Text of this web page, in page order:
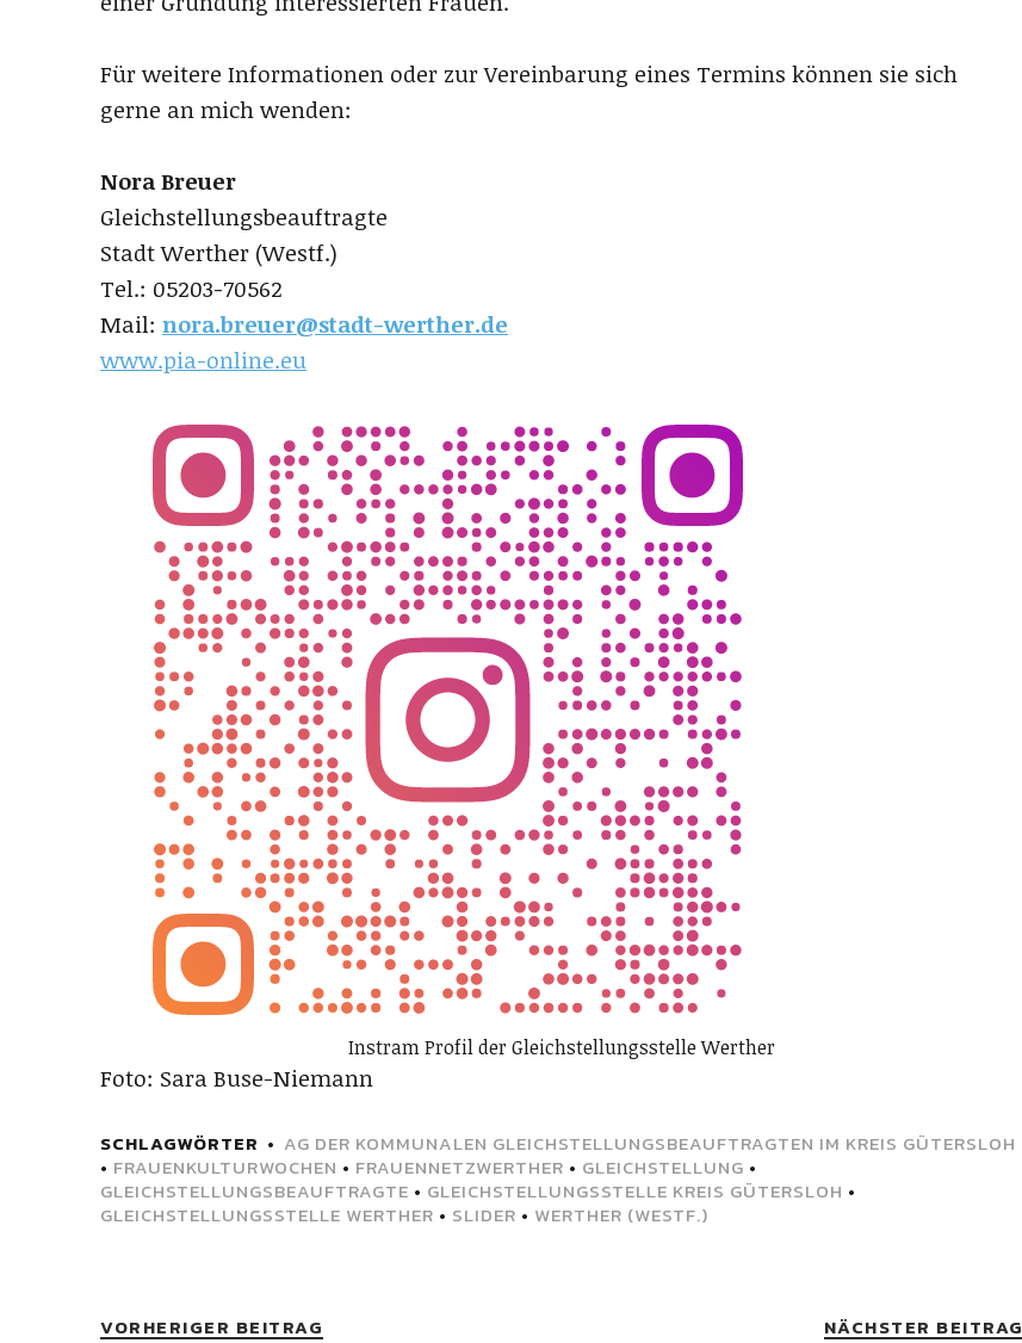
Für weitere Informationen oder zur Vereinbarung eines Termins können sie sich
gerne an mich wenden:
Nora Breuer
Gleichstellungsbeauftragte
Stadt Werther (Westf.)
Tel.: 05203-70562
Mail: nora.breuer@stadt-werther.de
www.pia-online.eu
Instram Profil der Gleichstellungsstelle Werther
Foto: Sara Buse-Niemann
SCHLAGWÖRTER
AG DER KOMMUNALEN GLEICHSTELLUNGSBEAUFTRAGTEN IM KREIS GÜTERSLOH
• FRAUENKULTURWOCHEN • FRAUENNETZWERTHER • GLEICHSTELLUNG •
GLEICHSTELLUNGSBEAUFTRAGTE • GLEICHSTELLUNGSSTELLE KREIS GÜTERSLOH •
GLEICHSTELLUNGSSTELLE WERTHER • SLIDER • WERTHER (WESTF.)
VORHERIGER BEITRAG NÄCHSTER BEITRAG